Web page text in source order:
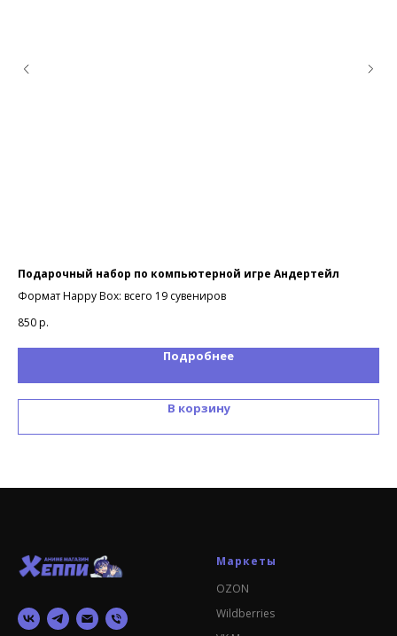
Подарочный набор по компьютерной игре Андертейл
Формат Happy Box: всего 19 сувениров
850р.
Подробнее
В корзину
Маркеты
OZON
Wildberries